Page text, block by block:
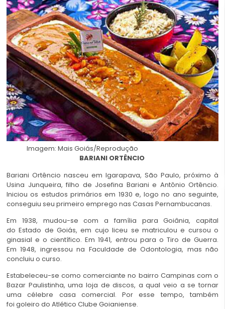
Imagem: Mais Goiás/Reprodução
BARIANI ORTÊNCIO
Bariani Ortêncio nasceu em Igarapava, São Paulo, próximo à
Usina Junqueira, filho de Josefina Bariani e Antônio Ortêncio.
Iniciou os estudos primários em 1930 e, logo no ano seguinte,
conseguiu seu primeiro emprego nas Casas Pernambucanas.
Em 1938, mudou-se com a família para Goiânia, capital
do Estado de Goiás, em cujo liceu se matriculou e cursou o
ginasial e o científico. Em 1941, entrou para o Tiro de Guerra.
Em 1948, ingressou na Faculdade de Odontologia, mas não
concluiu o curso.
Estabeleceu-se como comerciante no bairro Campinas com o
Bazar Paulistinha, uma loja de discos, a qual veio a se tornar
uma célebre casa comercial. Por esse tempo, também
foi goleiro do Atlético Clube Goianiense.